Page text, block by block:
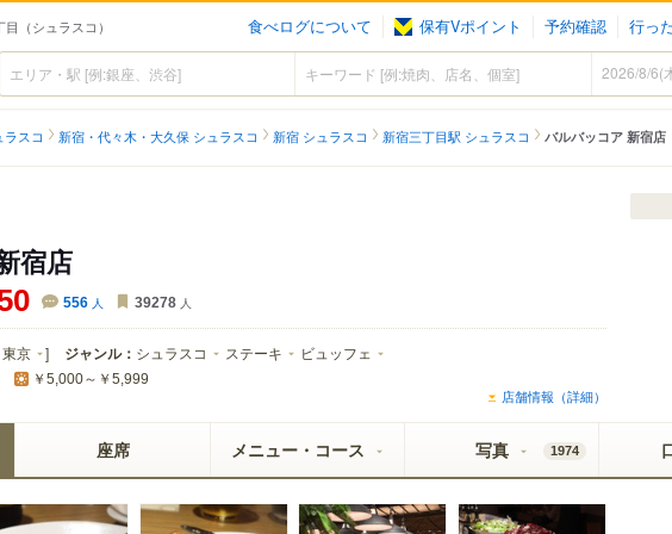
（シュラスコ） 食べログについて 保有Vポイント 予約確認 行っ
ログ
スコ 新宿・代々木・大久保 シュラスコ 新宿 シュラスコ 新宿三丁目駅 シュラスコ バルバッコア 新宿店
宿店
556 人 39278 人
東京 ] ジャンル： シュラスコ ステーキ ビュッフェ
￥5,000～￥5,999
店舗情報（詳細）
座席 メニュー・コース 写真 1974